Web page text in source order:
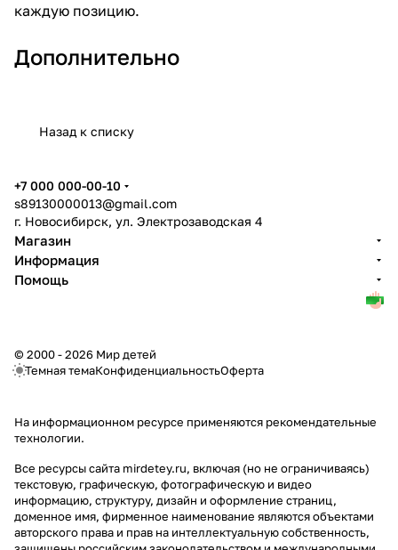
каждую позицию.
Дополнительно
Назад к списку
+7 000 000-00-10
s89130000013@gmail.com
г. Новосибирск, ул. Электрозаводская 4
Магазин
Информация
Помощь
© 2000 - 2026 Мир детей
Темная темаКонфиденциальностьОферта
На информационном ресурсе применяются рекомендательные
технологии.
Все ресурсы сайта mirdetey.ru, включая (но не ограничиваясь)
текстовую, графическую, фотографическую и видео
информацию, структуру, дизайн и оформление страниц,
доменное имя, фирменное наименование являются объектами
авторского права и прав на интеллектуальную собственность,